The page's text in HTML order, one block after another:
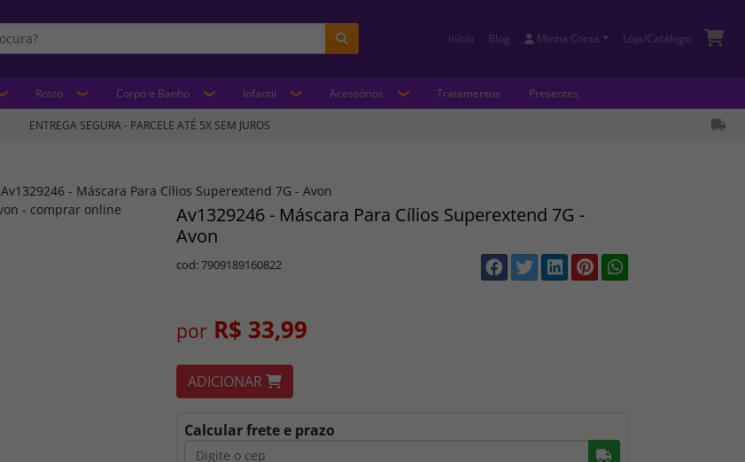
Início Blog Minha Conta Loja/Catálogo
Rosto Corpo e Banho Infantil Acessórios Tratamentos Presentes
ENTREGA SEGURA - PARCELE ATÉ 5X SEM JUROS
Av1329246 - Máscara Para Cílios Superextend 7G - Avon
Av1329246 - Máscara Para Cílios Superextend 7G -
Avon
cod: 7909189160822
por R$ 33,99
ADICIONAR
Calcular frete e prazo
Buscar